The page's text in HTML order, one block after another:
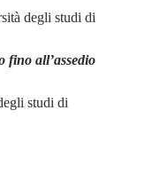
degli studi di
fino all’assedio
studi di